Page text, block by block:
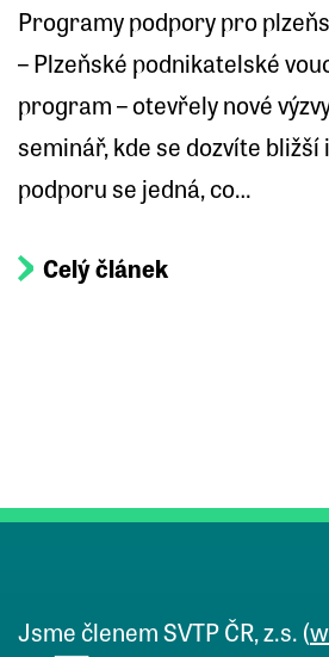
Programy podpory pro
– Plzeňské podnikatelské
program – otevřely nové
seminář, kde se dozvíte bližší
podporu se jedná, co…
Celý článek
Jsme členem SVTP ČR, z.s. (